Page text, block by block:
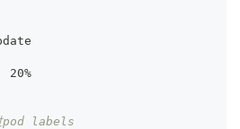
20%
pod labels